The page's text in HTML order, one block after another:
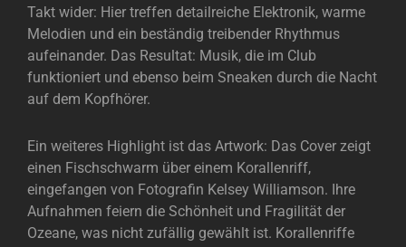
Takt wider: Hier treffen detailreiche Elektronik, warme
Melodien und ein beständig treibender Rhythmus
aufeinander. Das Resultat: Musik, die im Club
funktioniert und ebenso beim Sneaken durch die Nacht
auf dem Kopfhörer.
Ein weiteres Highlight ist das Artwork: Das Cover zeigt
einen Fischschwarm über einem Korallenriff,
eingefangen von Fotografin Kelsey Williamson. Ihre
Aufnahmen feiern die Schönheit und Fragilität der
Ozeane, was nicht zufällig gewählt ist. Korallenriffe